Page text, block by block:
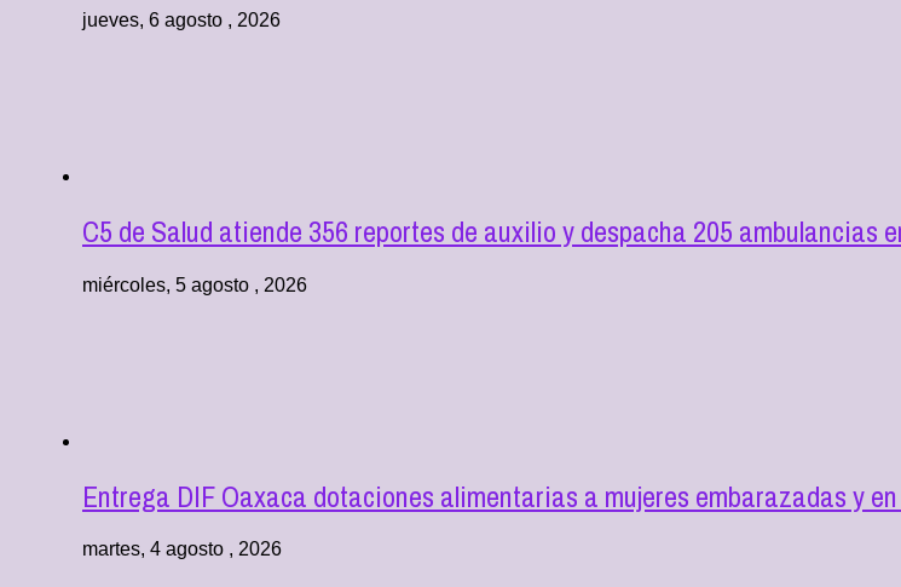
jueves, 6 agosto , 2026
C5 de Salud atiende 356 reportes de auxilio y despacha 205 ambulancias
miércoles, 5 agosto , 2026
Entrega DIF Oaxaca dotaciones alimentarias a mujeres embarazadas y
martes, 4 agosto , 2026